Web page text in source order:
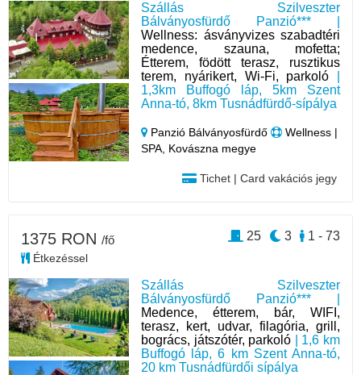
Szállás Szilveszter
Bálványosfürdő Panzió*** |
Wellness: ásványvizes szabadtéri
medence, szauna, mofetta;
Étterem, födött terasz, rusztikus
terem, nyárikert, Wi-Fi, parkoló
1,3km Buffogó láp, 5km Szent
Anna-tó, 8km Tusnádfürdő-sípálya
Panzió Bálványosfürdő
Wellness |
SPA, Kovászna megye
Tichet | Card vakációs jegy
Szállás Szilveszter
Bálványosfürdő Panzió*** |
Medence, étterem, bár, WIFI,
terasz, kert, udvar, filagória, grill,
bogrács, játszótér, parkoló | 1,6 km
Buffogó láp, 6 km Szent Anna-tó,
20 km Tusnádfürdői sípálya
1375 RON /fő
Étkezéssel
1 - 73
3
25